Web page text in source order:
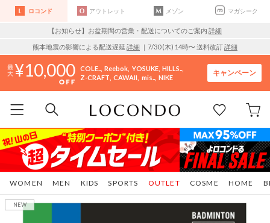
ロコンド アウトレット メゾン マガシーク
【お知らせ】お盆期間の営業・配送についてのご案内 詳細
熊本地震の影響による配送遅延 詳細 ｜7/30 (木) 14時〜 送料改訂詳細
10,000 COLE.. Reebok YOSUKE HILLS..
Z-CRAFT CAWAII mis.. NIKE
キャンペーン
WOMEN MEN KIDS SPORTS COSME HOME
OUTLET